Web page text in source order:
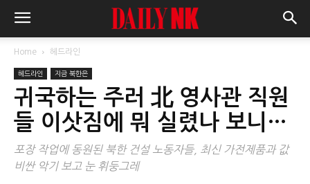
Home 헤드라인
헤드라인 지금 북한은
귀국하는 주러 北 영사관 직원
들 이삿짐에 뭐 실렸나 보니…
포장 작업에 동원된 북한 건설 노동자들, 최신 가전제품과 값
비싼 악기 보고 눈 휘둥그레